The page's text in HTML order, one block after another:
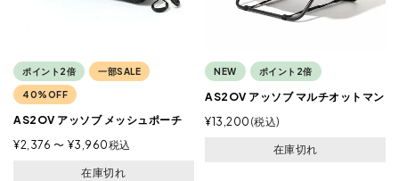
ポイント2倍 一部SALE
40%OFF
AS2OV アッソブ メッシュポーチ
¥2,376 〜 ¥3,960税込
在庫切れ
NEW ポイント2倍
AS2OV アッソブ マルチオットマン
¥13,200 税込
在庫切れ